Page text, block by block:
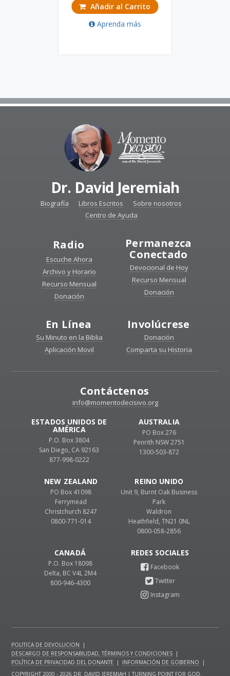
Añadir al Carrito
Aprenda más
Dr. David Jeremiah
Biografía Libros Escritos
Sobre nosotros
Centro de Ayuda
Radio
Escuche Ahora
Archivo y Horario
Recurso Mensual
Donación
Permanezca
Conectado
Devocional de Hoy
Recurso Mensual
Donación
En Línea
Su Minuto en la Biblia
Aplicación Movil
Involúcrese
Donación
Comparta su Historia
Contáctenos
info@momentodecisivo.org
ESTADOS UNIDOS DE
AMÉRICA
P.O. Box 3804
San Diego, CA 92163
877-998-0222
CANADÁ
P.O. Box 18098
Delta, BC V4L 2M4
800-946-4300
REINO UNIDO
Unit 9, Burnt Oak Business
Park
Waldron
Heathfield, TN21 0NL
0800-058-2856
AUSTRALIA
PO Box 276
Penrith NSW 2751
1300-503-872
NEW ZEALAND
PO Box 41098
Ferrymead
Christchurch 8247
0800-771-014
POLITICA DE DEVOLUCION
|
DESCARGO DE RESPONSABILIDAD, TÉRMINOS Y CONDICIONES |
POLÍTICA DE PRIVACIDAD DEL DONANTE
| INFORMACIÓN DE GOBIERNO
|
COPYRIGHT 2000 - 2026 DR. DAVID JEREMIAH | TURNING POINT FOR GOD.